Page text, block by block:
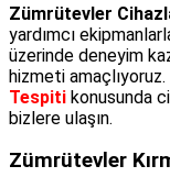
Zümrütevler
yardımcı
üzerinde deneyim
hizmeti amaçlıyoruz.
Tespiti konusunda
bizlere ulaşın.
Zümrütevler